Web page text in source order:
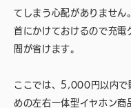
てしまう心配がありません
首にかけておけるので充電
間が省けます。
ここでは、5,000円以内で
めの左右一体型イヤホン商